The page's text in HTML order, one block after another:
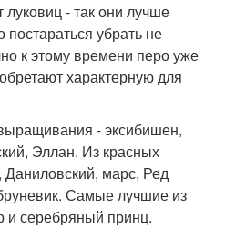
- так они лучше
убрать не
к этому времени перо уже
характерную для
- эксибишен,
Эллан. Из красных
Даниловский, марс, Ред
Самые лучшие из
и серебряный принц.